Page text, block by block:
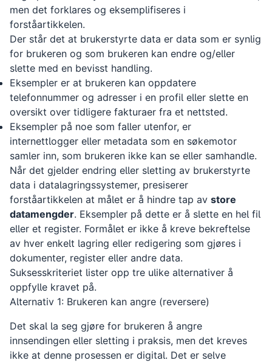
men det forklares og eksemplifiseres i
forståartikkelen.
Der står det at brukerstyrte data er data som er synlig
for brukeren og som brukeren kan endre og/eller
slette med en bevisst handling.
Eksempler er at brukeren kan oppdatere
telefonnummer og adresser i en profil eller slette en
oversikt over tidligere fakturaer fra et nettsted.
Eksempler på noe som faller utenfor, er
internettlogger eller metadata som en søkemotor
samler inn, som brukeren ikke kan se eller samhandle.
Når det gjelder endring eller sletting av brukerstyrte
data i datalagringssystemer, presiserer
forståartikkelen at målet er å hindre tap av store
datamengder. Eksempler på dette er å slette en hel fil
eller et register. Formålet er ikke å kreve bekreftelse
av hver enkelt lagring eller redigering som gjøres i
dokumenter, register eller andre data.
Suksesskriteriet lister opp tre ulike alternativer å
oppfylle kravet på.
Alternativ 1: Brukeren kan angre (reversere)
Det skal la seg gjøre for brukeren å angre
innsendingen eller sletting i praksis, men det kreves
ikke at denne prosessen er digital. Det er selve